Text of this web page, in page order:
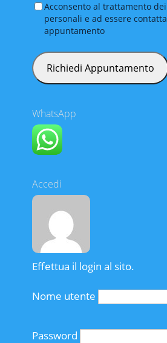
Acconsento al trattamento
personali e ad essere
appuntamento
WhatsApp
Accedi
Effettua il login al sito.
Nome utente
Password